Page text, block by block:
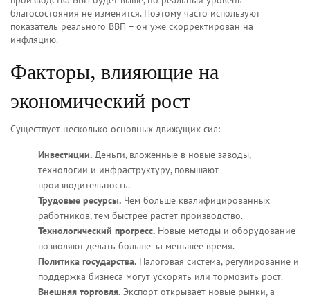
благосостояния не изменится. Поэтому часто используют
показатель реального ВВП – он уже скорректирован на
инфляцию.
Факторы, влияющие на
экономический рост
Существует несколько основных движущих сил:
Инвестиции. Деньги, вложенные в новые заводы,
технологии и инфраструктуру, повышают
производительность.
Трудовые ресурсы. Чем больше квалифицированных
работников, тем быстрее растёт производство.
Технологический прогресс. Новые методы и оборудование
позволяют делать больше за меньшее время.
Политика государства. Налоговая система, регулирование и
поддержка бизнеса могут ускорять или тормозить рост.
Внешняя торговля. Экспорт открывает новые рынки, а